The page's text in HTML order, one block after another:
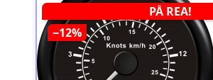
PÅ REA!
−12%